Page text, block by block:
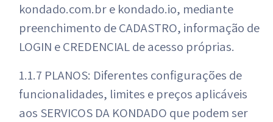
kondado.com.br e kondado.io, mediante
preenchimento de CADASTRO, informação de
LOGIN e CREDENCIAL de acesso próprias.
1.1.7 PLANOS: Diferentes configurações de
funcionalidades, limites e preços aplicáveis
aos SERVIÇOS DA KONDADO que podem ser